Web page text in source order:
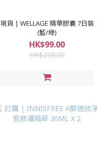
現貨 | WELLAGE 精華膠囊 7日裝
(藍/綠)
HK$99.00
HK$208.00